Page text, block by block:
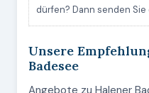
dürfen? Dann senden Sie
Unsere
Badesee
Angebote zu Halener